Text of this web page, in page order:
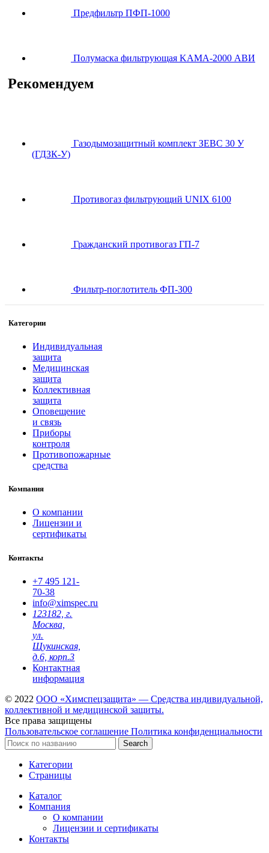
Предфильтр ПФП-1000
Полумаска фильтрующая KAMA-2000 АВИ
Рекомендуем
Газодымозащитный комплект ЗЕВС 30 У
(ГДЗК-У)
Противогаз фильтрующий UNIX 6100
Гражданский противогаз ГП-7
Фильтр-поглотитель ФП-300
Категории
Индивидуальная
защита
Медицинская
защита
Коллективная
защита
Оповещение
и связь
Приборы
контроля
Противопожарные
средства
Компания
О компании
Лицензии и
сертификаты
Контакты
+7 495 121-
70-38
info@ximspec.ru
123182, г.
Москва,
ул.
Щукинская,
д.6, корп.3
Контактная
информация
© 2022 ООО «Химспецзащита» — Средства индивидуальной,
коллективной и медицинской защиты.
Все права защищены
Пользовательское соглашение Политика конфиденциальности
Search
Категории
Страницы
Каталог
Компания
О компании
Лицензии и сертификаты
Контакты